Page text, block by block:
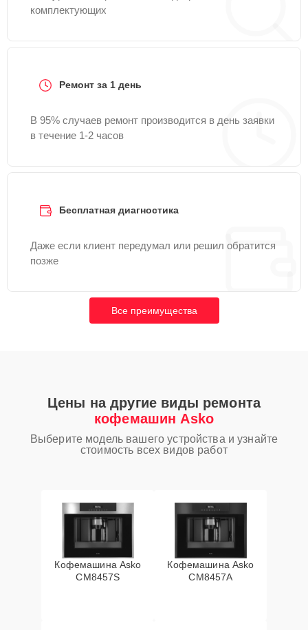
комплектующих
Ремонт за 1 день
В 95% случаев ремонт производится в день заявки
в течение 1-2 часов
Бесплатная диагностика
Даже если клиент передумал или решил обратится
позже
Все преимущества
Цены на другие виды ремонта
кофемашин Asko
Выберите модель вашего устройства и узнайте
стоимость всех видов работ
Кофемашина Asko
CM8457S
Кофемашина Asko
CM8457A